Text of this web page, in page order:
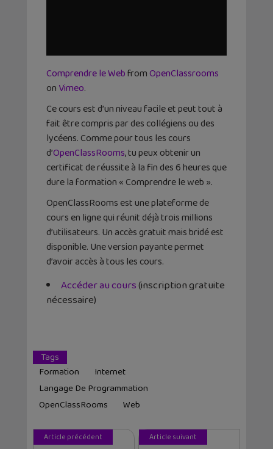
Comprendre le WebfromOpenClassrooms
on Vimeo.
Ce cours est d’un niveau facile et peut tout à
fait être compris par des collégiens ou des
lycéens. Comme pour tous les cours
d’OpenClassRooms, tu peux obtenir un
certificat de réussite à la fin des 6 heures que
dure la formation « Comprendre le web ».
OpenClassRooms est une plateforme de
cours en ligne qui réunit déjà trois millions
d’utilisateurs. Un accès gratuit mais bridé est
disponible. Une version payante permet
d’avoir accès à tous les cours.
Accéder au cours(inscription gratuite
nécessaire)
Tags
Formation
Internet
Langage De Programmation
OpenClassRooms
Web
Article précédent Article suivant